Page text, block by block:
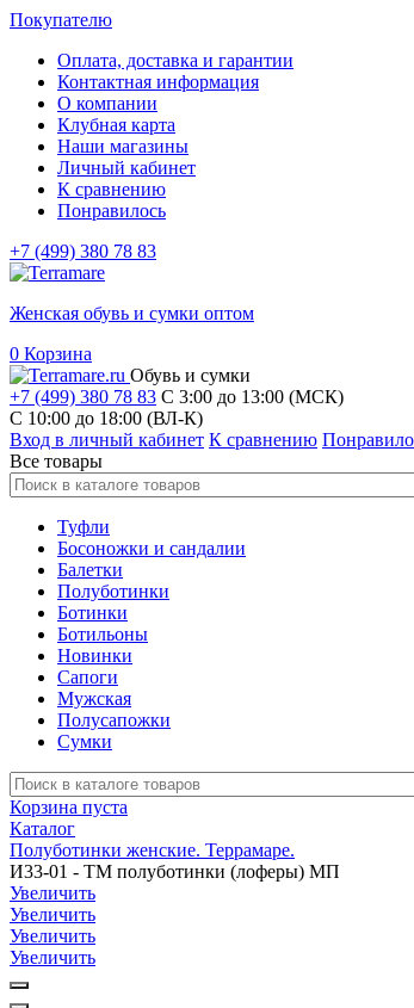
Покупателю
Оплата, доставка и гарантии
Контактная информация
О компании
Клубная карта
Наши магазины
Личный кабинет
К сравнению
Понравилось
+7 (499) 380 78 83
Женская обувь и сумки оптом
0 Корзина
Обувь и сумки
+7 (499) 380 78 83 С 3:00 до 13:00 (МСК)
C 10:00 до 18:00 (ВЛ-К)
Вход в личный кабинет К сравнению
Все товары
Туфли
Босоножки и сандалии
Балетки
Полуботинки
Ботинки
Ботильоны
Новинки
Сапоги
Мужская
Полусапожки
Сумки
Корзина пуста
Каталог
Полуботинки женские. Террамаре.
И33-01 - ТМ полуботинки (лоферы) МП
Увеличить
Увеличить
Увеличить
Увеличить